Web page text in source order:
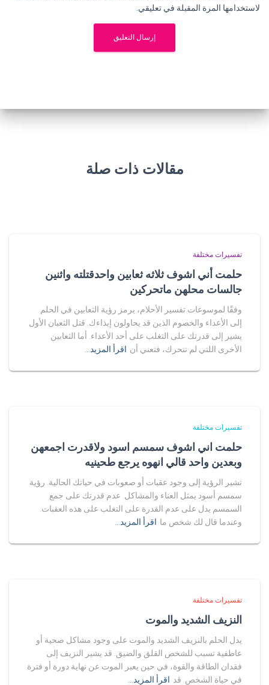
لاستخدامها المرة المقبلة في تعليقي.
مقالات ذات صلة
تفسيرات مختلفة
حلمت أني اشوف ثلاثه ثعابين واحدقتلته واثنين
جالسات محلهن ماتحركين
وفقًا لموسوعات تفسير الأحلام، يرمز رؤية الثعابين في الحلم
إلى الأعداء والخصوم الذين قد يحاولون إيذاءك. قتل الثعبان الأول
يشير إلى قدرتك على التغلب على أحد الأعداء. أما الثعابين
الأخرى اللتي لم تتحرك، فتعني أن اقرأ المزيد…
تفسيرات مختلفة
حلمت اني اشوف سمسم اسود ولاقدرت اجمعهن
وبعدين واحد قالي انهوه يرجع طحينيه
تشير الرؤية إلى وجود عقبات أو صعوبات في حياتك الحالية. رؤية
سمسم أسود يمثل العناء والمشاكل. عدم قدرتك على جمع
السمسم يدل على عدم القدرة على التغلب على هذه العقبات.
وعندما قال لك شخص ما اقرأ المزيد…
تفسيرات مختلفة
النزيف الشديد والموت
يدل الحلم بالنزيف الشديد والموت على وجود مشاكل صحية أو
عاطفية تسبب للشخص القلق والضيق. قد يشير النزيف إلى
فقدان الطاقة والقوة، في حين يعبر الموت عن نهاية دورة أو فترة
في حياة الشخص. قد اقرأ المزيد…